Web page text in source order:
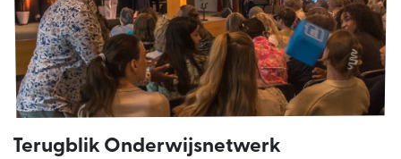
Terugblik Onderwijsnetwerk